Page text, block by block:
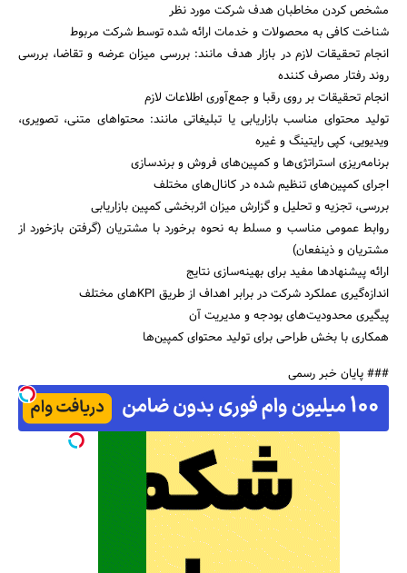
مشخص کردن مخاطبان هدف شرکت مورد نظر
شناخت کافی به محصولات و خدمات ارائه شده توسط شرکت مربوط
انجام تحقیقات لازم در بازار هدف مانند: بررسی میزان عرضه و تقاضا، بررسی
روند رفتار مصرف کننده
انجام تحقیقات بر روی رقبا و جمع‌آوری اطلاعات لازم
تولید محتوای مناسب بازاریابی یا تبلیغاتی مانند: محتواهای متنی، تصویری،
ویدیویی، کپی رایتینگ و غیره
برنامه‌ریزی استراتژی‌ها و کمپین‌های فروش و برندسازی
اجرای کمپین‌های تنظیم شده در کانال‌های مختلف
بررسی، تجزیه و تحلیل و گزارش میزان اثربخشی کمپین بازاریابی
روابط عمومی مناسب و مسلط به نحوه برخورد با مشتریان (گرفتن بازخورد از
مشتریان و ذینفعان)
ارائه پیشنهادها مفید برای بهینه‌سازی نتایج
اندازه‌گیری عملکرد شرکت در برابر اهداف از طریق KPIهای مختلف
پیگیری محدودیت‌های بودجه و مدیریت آن
همکاری با بخش طراحی برای تولید محتوای کمپین‌ها
### پایان خبر رسمی